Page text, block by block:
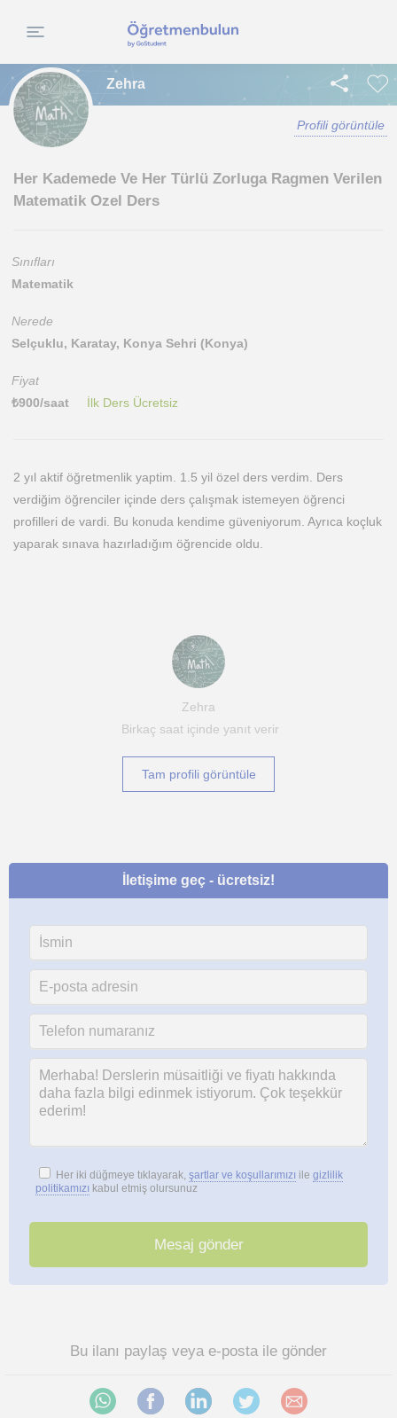
Zehra
Profili görüntüle
Her Kademede Ve Her Türlü Zorluga Ragmen Verilen
Matematik Ozel Ders
Sınıfları
Matematik
Nerede
Selçuklu, Karatay, Konya Sehri (Konya)
Fiyat
₺900/saat İlk Ders Ücretsiz
2 yıl aktif öğretmenlik yaptim. 1.5 yil özel ders verdim. Ders
verdiğim öğrenciler içinde ders çalışmak istemeyen öğrenci
profilleri de vardi. Bu konuda kendime güveniyorum. Ayrıca koçluk
yaparak sınava hazırladığım öğrencide oldu.
Zehra
Birkaç saat içinde yanıt verir
Tam profili görüntüle
İletişime geç - ücretsiz!
Her iki düğmeye tıklayarak, şartlar ve koşullarımızı ile gizlilik
politikamızı kabul etmiş olursunuz
Bu ilanı paylaş veya e-posta ile gönder